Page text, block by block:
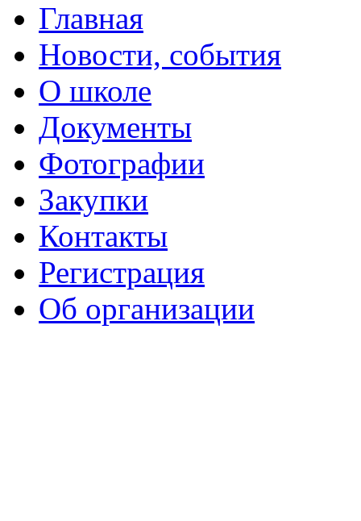
Главная
Новости, события
О школе
Документы
Фотографии
Закупки
Контакты
Регистрация
Об организации